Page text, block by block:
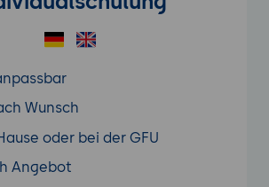
Wunsch
oder bei der GFU
Angebot